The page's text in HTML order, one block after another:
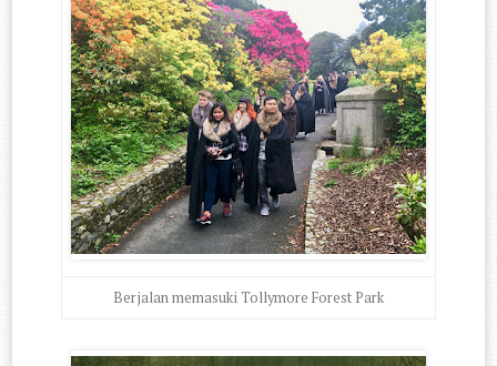
Berjalan memasuki Tollymore Forest Park